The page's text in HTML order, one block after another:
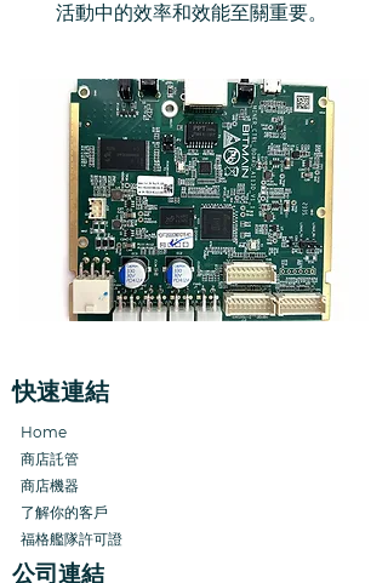
活動中的效率和效能至關重要。
快速連結
Home
商店託管
商店機器
了解你的客戶
福格艦隊許可證
公司連結